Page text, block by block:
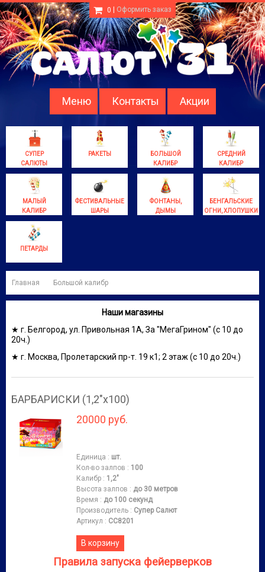
0 Оформить заказ
Меню Контакты Акции
СУПЕР
САЛЮТЫ
РАКЕТЫ
БОЛЬШОЙ
КАЛИБР
СРЕДНИЙ
КАЛИБР
МАЛЫЙ
КАЛИБР
ФЕСТИВАЛЬНЫЕ
ШАРЫ
ФОНТАНЫ,
ДЫМЫ
БЕНГАЛЬСКИЕ
ОГНИ, ХЛОПУШКИ
ПЕТАРДЫ
Главная Большой калибр
Наши магазины
★ г. Белгород, ул. Привольная 1А, За "МегаГрином" (с 10 до
20ч.)
★ г. Москва, Пролетарский пр-т. 19 к1; 2 этаж (с 10 до 20ч.)
БАРБАРИСКИ (1,2"х100)
20000 руб.
Единица : шт.
Кол-во залпов : 100
Калибр : 1,2"
Высота залпов : до 30 метров
Время : до 100 секунд
Производитель : Супер Салют
Артикул : СС8201
В корзину
Правила запуска фейерверков